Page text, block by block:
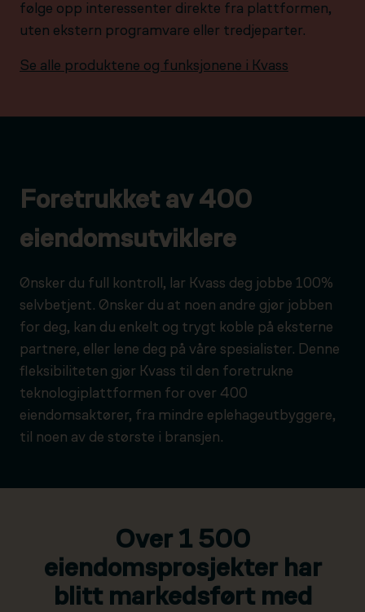
følge opp interessenter direkte fra plattformen,
uten ekstern programvare eller tredjeparter.
Se alle produktene og funksjonene i Kvass
Foretrukket av 400
eiendomsutviklere
Ønsker du full kontroll, lar Kvass deg jobbe 100%
selvbetjent. Ønsker du at noen andre gjør jobben
for deg, kan du enkelt og trygt koble på eksterne
partnere, eller lene deg på våre spesialister. Denne
fleksibiliteten gjør Kvass til den foretrukne
teknologiplattformen for over 400
eiendomsaktører, fra mindre eplehageutbyggere,
til noen av de største i bransjen.
Over 1 500
eiendomsprosjekter har
blitt markedsført med